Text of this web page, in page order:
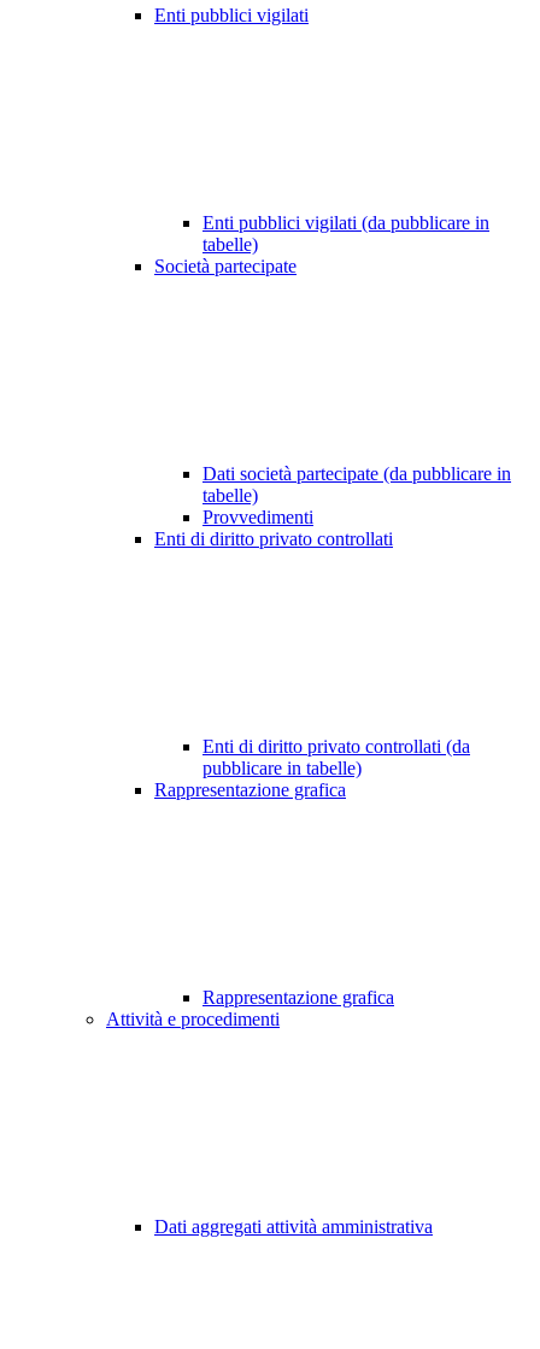
Enti pubblici vigilati
Enti pubblici vigilati (da pubblicare in
tabelle)
Società partecipate
Dati società partecipate (da pubblicare in
tabelle)
Provvedimenti
Enti di diritto privato controllati
Enti di diritto privato controllati (da
pubblicare in tabelle)
Rappresentazione grafica
Rappresentazione grafica
Attività e procedimenti
Dati aggregati attività amministrativa